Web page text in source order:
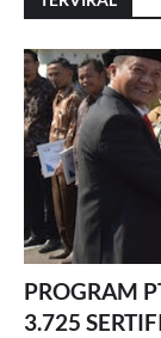
PROGRAM
3.725